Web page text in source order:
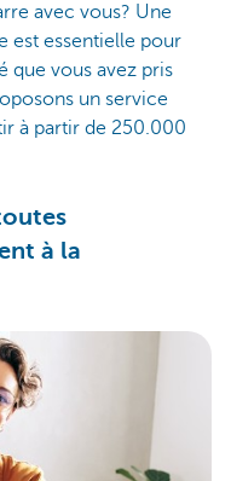
avec vous? Une
est essentielle pour
que vous avez pris
un service
à partir de 250.000
à la